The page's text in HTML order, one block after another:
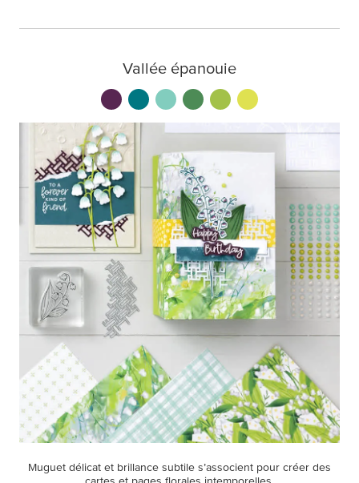
Vallée épanouie
Muguet délicat et brillance subtile s’associent pour créer des